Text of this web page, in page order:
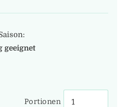
geeignet
Portionen